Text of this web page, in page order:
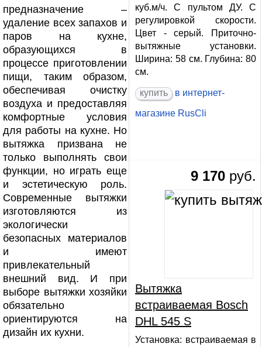
куб.м/ч. С пультом ДУ. С
регулировкой скорости.
Цвет - серый. Приточно-
вытяжные установки.
Ширина: 58 см. Глубина: 80
см.
купить в интернет-
магазине RusCli
9 170 руб.
Вытяжка
встраиваемая Bosch
DHL 545 S
Установка: встраиваемая в
предназначение –
удаление всех запахов и
паров на кухне,
образующихся в
процессе приготовлении
пищи, таким образом,
обеспечивая очистку
воздуха и предоставляя
комфортные условия
для работы на кухне. Но
вытяжка призвана не
только выполнять свои
функции, но играть еще
и эстетическую роль.
Современные вытяжки
изготовляются из
экологически
безопасных материалов
и имеют
привлекательный
внешний вид. И при
выборе вытяжки хозяйки
обязательно
ориентируются на
дизайн их кухни.